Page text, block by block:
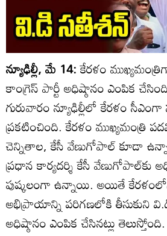
న్యూఢిల్లీ, మే 14:కేరళం
కాంగ్రెస్ పార్టీ అధిష్ఠానం ఎంపిక
గురువారం న్యూఢిల్లీలో కేరళం
ప్రకటించింది. కేరళం ముఖ్యమంత్రి
చెన్నితాల, కేసీ వేణుగోపాల్ కూడా
ప్రధాన కార్యదర్శి కేసీ వేణుగోపాల్‌కు
పుష్కలంగా ఉన్నాయి. అయితే
అభిప్రాయాన్ని పరిగణలోకి తీసుకుని
అధిష్ఠానం ఎంపిక చేసినట్లు తెలుస్తోంది.